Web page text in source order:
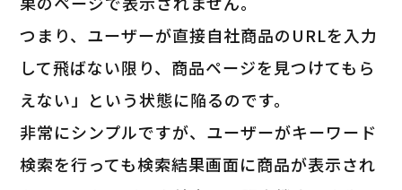
つまり、ユーザーが直接自社商品のURLを入力
して飛ばない限り、商品ページを見つけてもら
えない」という状態に陥るのです。
非常にシンプルですが、ユーザーがキーワード
検索を行っても検索結果画面に商品が表示され